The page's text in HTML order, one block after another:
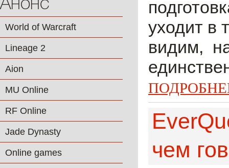
Анонс
World of Warcraft
Lineage 2
Aion
MU Online
RF Online
Jade Dynasty
Online games
уходит в
видим,
чем